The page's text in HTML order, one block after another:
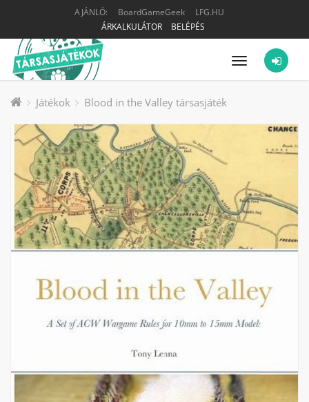
AJÁNLÓ: BoardGameGeek
LFG.HU
ÁRKALKULÁTOR
BELÉPÉS
Menü
Játékok Blood in the Valley társasjáték